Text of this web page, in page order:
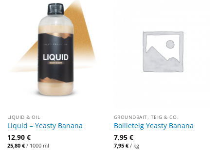
LIQUID & OIL
Liquid – Yeasty Banana
12,90 €
25,80 €/ 1000 ml
GROUNDBAIT, TEIG & CO.
Boilieteig Yeasty Banana
7,95 €
7,95 €/ kg